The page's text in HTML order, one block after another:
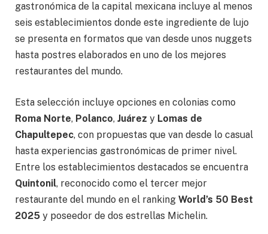
gastronómica de la capital mexicana incluye al menos
seis establecimientos donde este ingrediente de lujo
se presenta en formatos que van desde unos nuggets
hasta postres elaborados en uno de los mejores
restaurantes del mundo.
Esta selección incluye opciones en colonias como
Roma Norte, Polanco, Juárez y Lomas de
Chapultepec, con propuestas que van desde lo casual
hasta experiencias gastronómicas de primer nivel.
Entre los establecimientos destacados se encuentra
Quintonil, reconocido como el tercer mejor
restaurante del mundo en el ranking World’s 50 Best
2025 y poseedor de dos estrellas Michelin.